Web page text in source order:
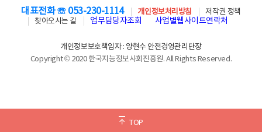
TOP
대표전화 ☏ 053-230-1114 개인정보처리방침
저작권 정책
찾아오시는 길
업무담당자조회 사업별웹사이트연락처
개인정보보호책임자 : 양현수 안전경영관리단장
Copyright © 2020 한국지능정보사회진흥원. All Rights Reserved.